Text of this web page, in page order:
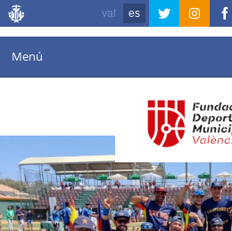
val es
Menú
Agenda
Instalaciones
Comunicación